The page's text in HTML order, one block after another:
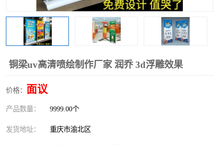
铜梁uv高清喷绘制作厂家 润乔 3d浮雕效果
价格： 面议
产品数量： 9999.00个
发货地址： 重庆市渝北区